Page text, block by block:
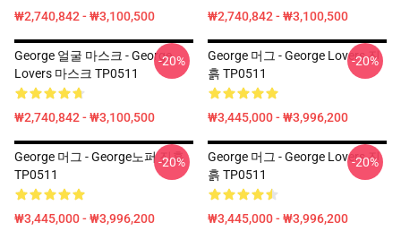
₩2,740,842 - ₩3,100,500 ₩2,740,842 - ₩3,100,500
George 얼굴 마스크 - George
Lovers 마스크 TP0511
₩2,740,842 - ₩3,100,500
-20%
George 머그 - George Lovers 진
흙 TP0511
₩3,445,000 - ₩3,996,200
-20%
George 머그 - George노퍼 진흙
TP0511
₩3,445,000 - ₩3,996,200
-20%
George 머그 - George Lovers 진
흙 TP0511
₩3,445,000 - ₩3,996,200
-20%